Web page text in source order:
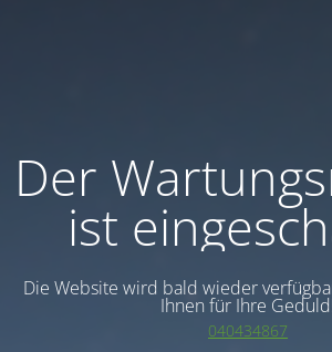
Der
ist
Die Website wird bald wieder
Ihnen für Ihre
040434867